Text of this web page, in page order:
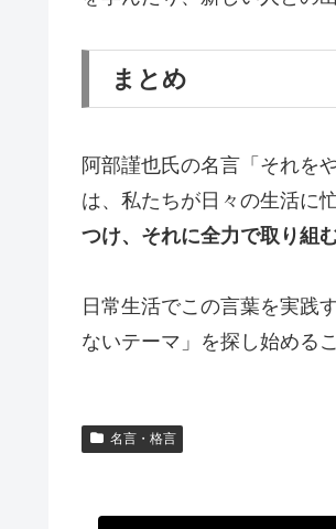
まとめ
阿部謹也氏の名言「それを
は、私たちが日々の生活に
つけ、それに全力で取り組
日常生活でこの言葉を実践
ないテーマ」を探し始める
名言・格言